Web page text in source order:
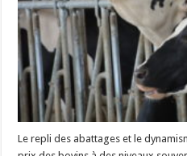
Le repli des abattages et le